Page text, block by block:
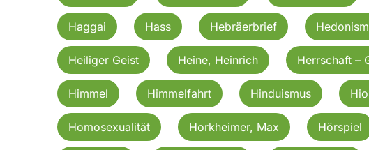
Haggai Hass Hebräerbrief
Heiliger Geist Heine, Heinrich Herrschaft –
Himmel Himmelfahrt Hinduismus
Homosexualität Horkheimer, Max Hörspiel